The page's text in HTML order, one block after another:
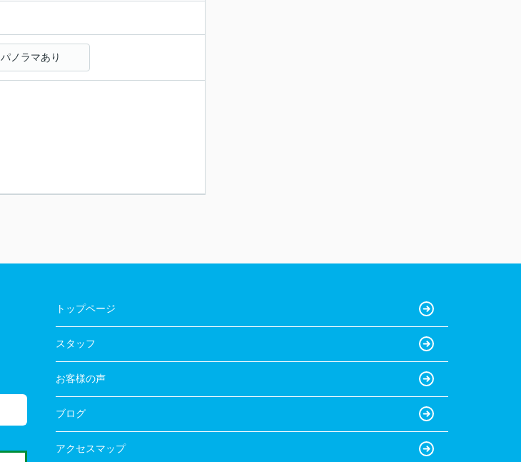
パノラマあり
トップページ
スタッフ
お客様の声
ブログ
アクセスマップ